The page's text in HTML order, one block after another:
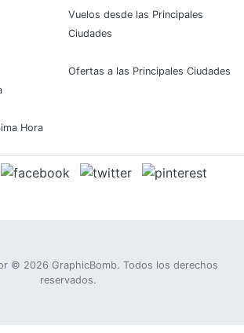
Hora
Vuelos desde las Principales
Ciudades
Ofertas a las Principales Ciudades
© 2026 GraphicBomb. Todos los derechos
reservados.